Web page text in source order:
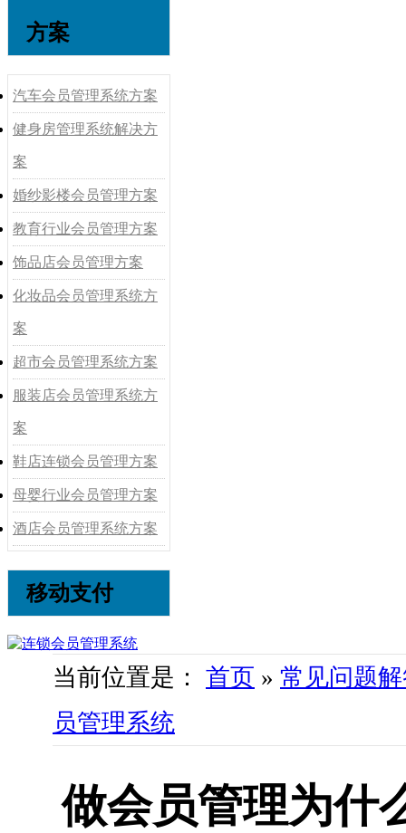
方案
汽车会员管理系统方案
健身房管理系统解决方
案
婚纱影楼会员管理方案
教育行业会员管理方案
饰品店会员管理方案
化妆品会员管理系统方
案
超市会员管理系统方案
服装店会员管理系统方
案
鞋店连锁会员管理方案
母婴行业会员管理方案
酒店会员管理系统方案
移动支付
当前位置是： 首页 » 常见问题
员管理系统
做会员管理为什